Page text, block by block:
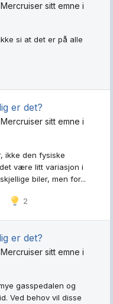
Mercruiser sitt emne i
si at det er på alle
er det?
Mercruiser sitt emne i
ikke den fysiske
være litt variasjon i
biler, men for...
2
er det?
Mercruiser sitt emne i
gasspedalen og
Ved behov vil disse